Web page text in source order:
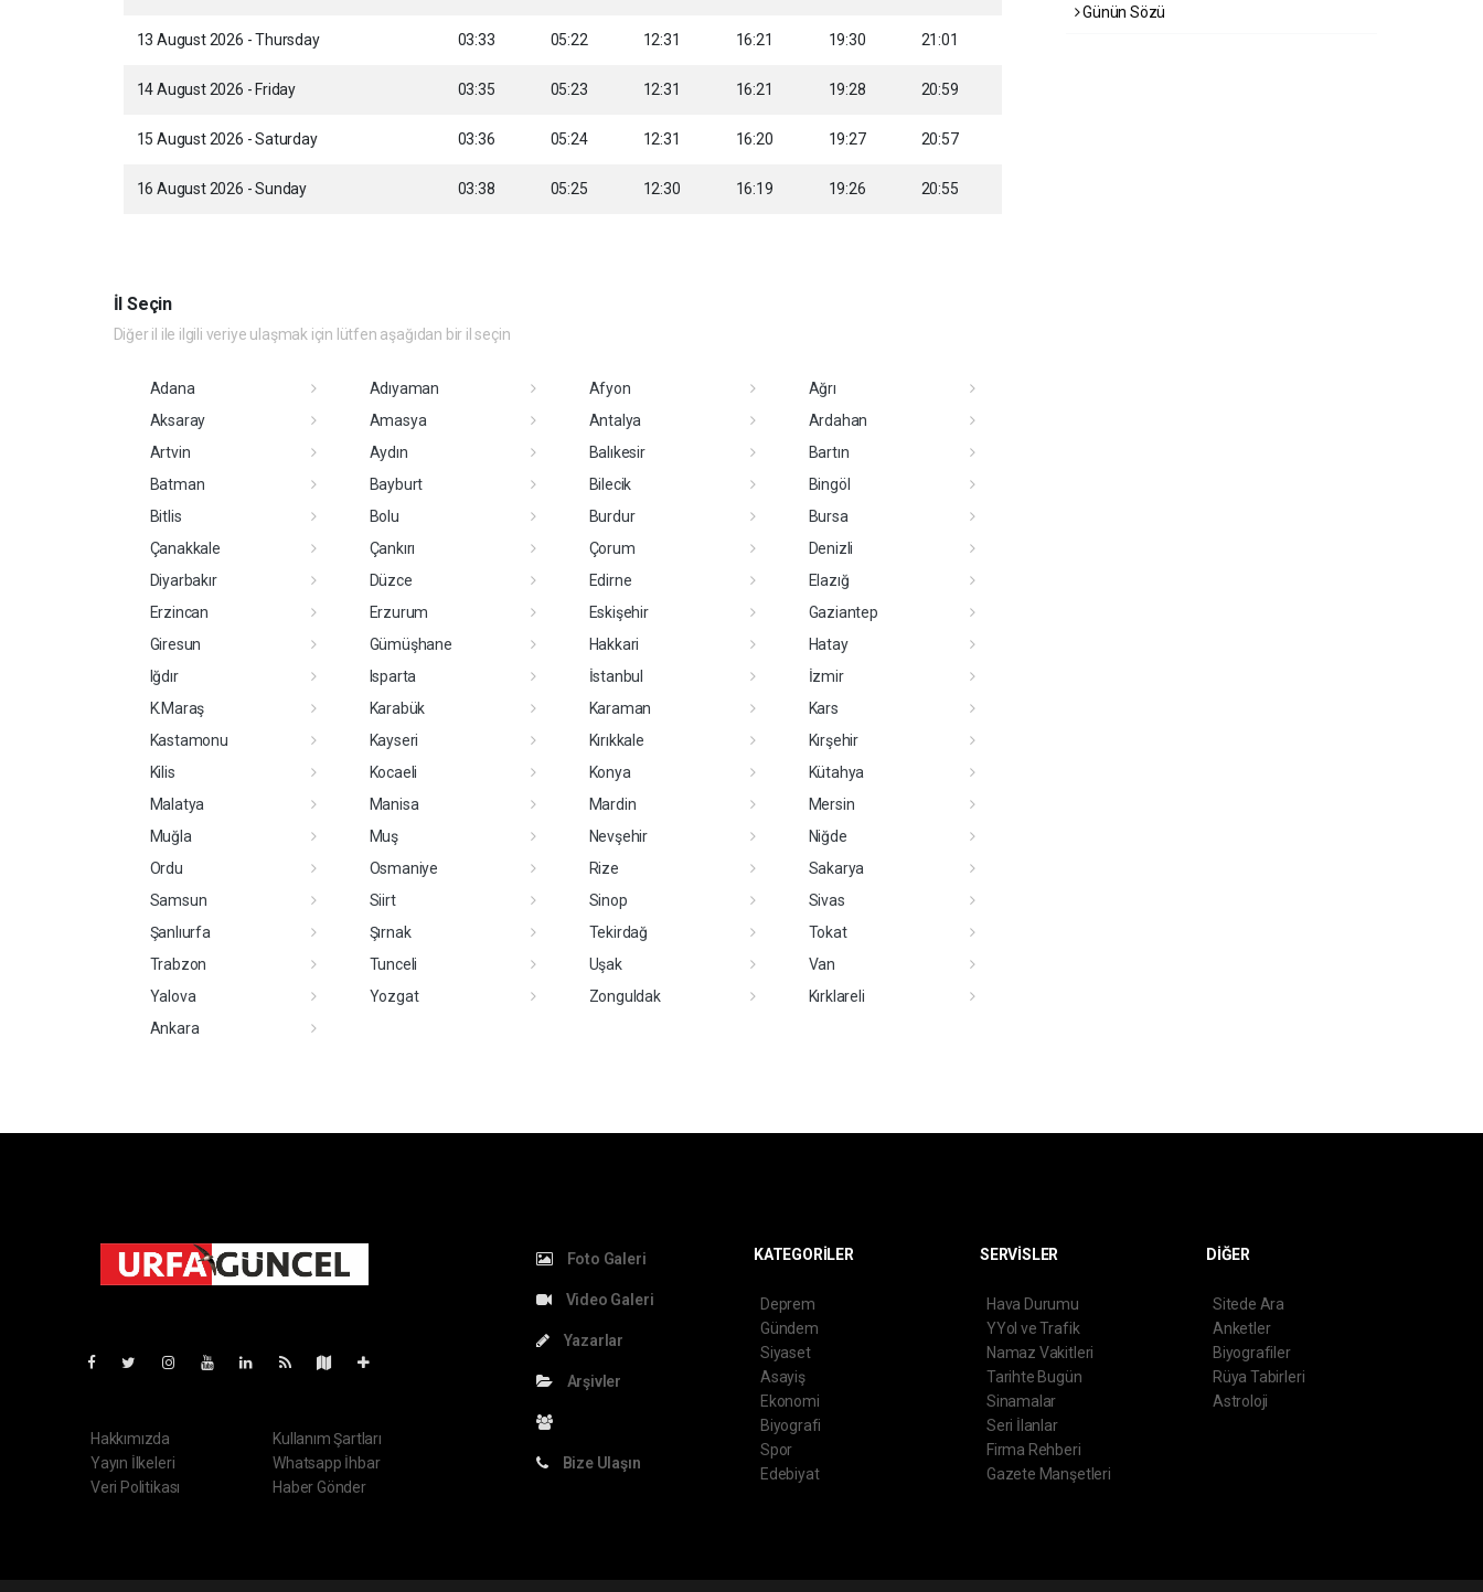
13 August 2026 - Thursday 03:33 05:22 12:31 16:21 19:30 21:01
14 August 2026 - Friday 03:35 05:23 12:31 16:21 19:28 20:59
15 August 2026 - Saturday 03:36 05:24 12:31 16:20 19:27 20:57
16 August 2026 - Sunday 03:38 05:25 12:30 16:19 19:26 20:55
İl Seçin
Diğer il ile ilgili veriye ulaşmak için lütfen aşağıdan bir il seçin
Adana Adıyaman Afyon
Ağrı
Aksaray
Amasya Antalya
Ardahan
Artvin
Aydın Balıkesir
Bartın
Batman
Bayburt Bilecik
Bingöl
Bitlis
Bolu Burdur
Bursa
Çanakkale
Çankırı Çorum
Denizli
Diyarbakır
Düzce Edirne
Elazığ
Erzincan
Erzurum Eskişehir
Gaziantep
Giresun
Gümüşhane Hakkari
Hatay
Iğdır
Isparta İstanbul
İzmir
K.Maraş
Karabük Karaman
Kars
Kastamonu
Kayseri Kırıkkale
Kırşehir
Kilis
Kocaeli Konya
Kütahya
Malatya
Manisa Mardin
Mersin
Muğla
Muş Nevşehir
Niğde
Ordu
Osmaniye Rize
Sakarya
Samsun
Siirt Sinop
Sivas
Şanlıurfa
Şırnak Tekirdağ
Tokat
Trabzon
Tunceli Uşak
Van
Yalova
Yozgat Zonguldak
Kırklareli
Ankara
Günün Sözü
Hakkımızda
Yayın İlkeleri
Veri Politikası
Kullanım Şartları
Whatsapp İhbar
Haber Gönder
Foto Galeri
Video Galeri
Yazarlar
Arşivler
Bize Ulaşın
KATEGORİLER
Deprem
Gündem
Siyaset
Asayiş
Ekonomi
Biyografi
Spor
Edebiyat
SERVİSLER
Hava Durumu
YYol ve Trafik
Namaz Vakitleri
Tarihte Bugün
Sinamalar
Seri İlanlar
Firma Rehberi
Gazete Manşetleri
DİĞER
Sitede Ara
Anketler
Biyografiler
Rüya Tabirleri
Astroloji